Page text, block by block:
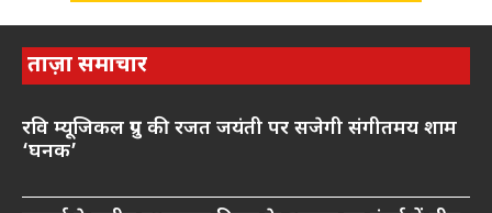
ताज़ा समाचार
रवि म्यूजिकल ग्रुप की रजत जयंती पर सजेगी संगीतमय शाम
‘घनक’